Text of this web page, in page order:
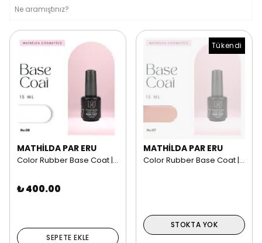
MATHİLDA PAR ERU
Color Rubber Base Coat | 15 ml NO: 08
₺ 400.00
SEPETE EKLE
Tükendi
MATHİLDA PAR ERU
Color Rubber Base Coat | 15 ml NO: 07
STOKTA YOK